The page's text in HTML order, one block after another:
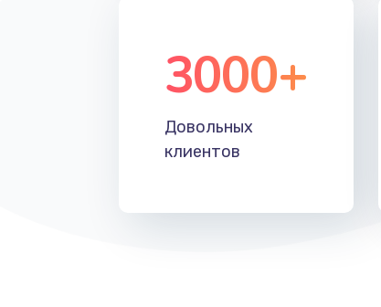
3000+
Довольных
клиентов